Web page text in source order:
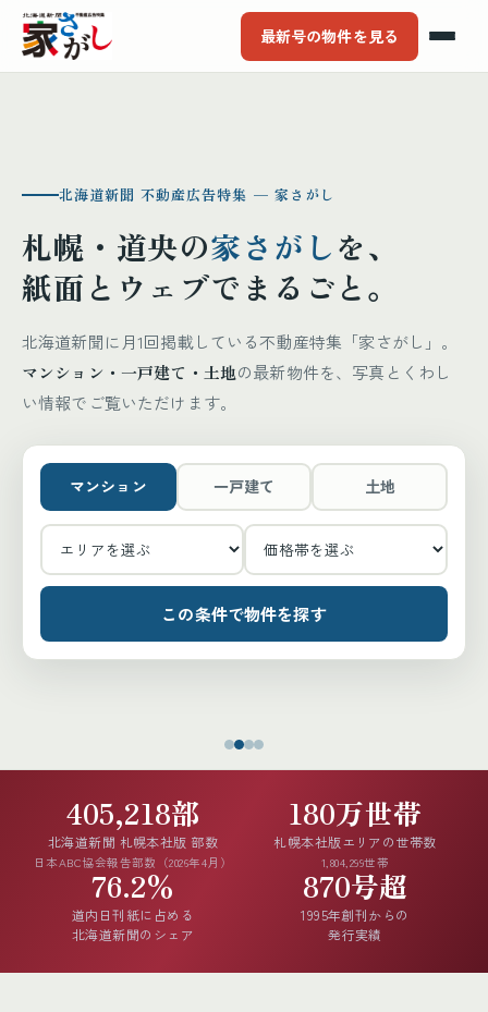
最新号の物件を見る
北海道新聞 不動産広告特集 ─ 家さがし
札幌・道央の家さがしを、
紙面とウェブでまるごと。
北海道新聞に月1回掲載している不動産特集「家さがし」。
マンション・一戸建て・土地の最新物件を、写真とくわし
い情報でご覧いただけます。
マンション 一戸建て 土地
この条件で物件を探す
405,218部
北海道新聞 札幌本社版 部数
日本ABC協会報告部数（2026年4月）
180万世帯
札幌本社版エリアの世帯数
1,804,299世帯
76.2%
道内日刊紙に占める
北海道新聞のシェア
870号超
1995年創刊からの
発行実績